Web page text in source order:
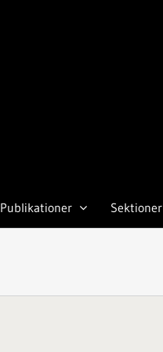
Publikationer Sektioner